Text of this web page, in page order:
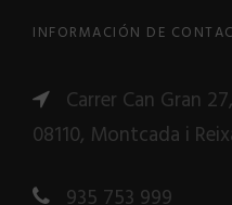
INFORMACIÓN DE
Carrer Can Gran
08110, Montcada i
935 753 999